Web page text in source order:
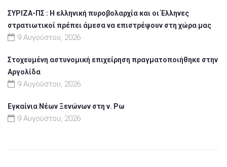
ΣΥΡΙΖΑ-ΠΣ : Η ελληνική πυροβολαρχία και οι Έλληνες
στρατιωτικοί πρέπει άμεσα να επιστρέψουν στη χώρα μας
9 Αυγούστου, 2026
Στοχευμένη αστυνομική επιχείρηση πραγματοποιήθηκε στην
Αργολίδα
9 Αυγούστου, 2026
Εγκαίνια Νέων Ξενώνων στη ν. Ρω
9 Αυγούστου, 2026